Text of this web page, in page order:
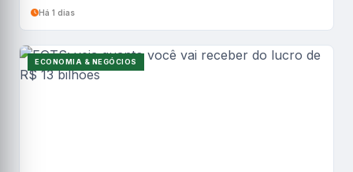
Há 1 dias
ECONOMIA & NEGÓCIOS